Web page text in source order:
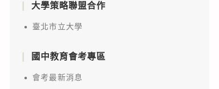
大學策略聯盟合作
臺北市立大學
國中教育會考專區
會考最新消息